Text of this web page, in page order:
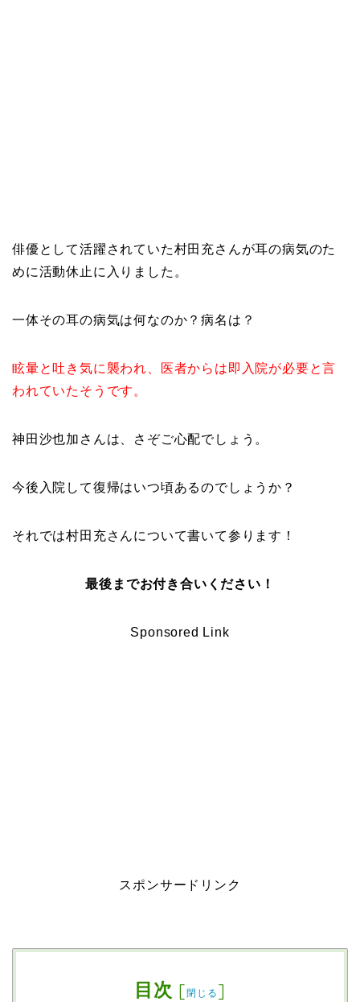
俳優として活躍されていた村田充さんが耳の病気のた
めに活動休止に入りました。
一体その耳の病気は何なのか？病名は？
眩暈と吐き気に襲われ、医者からは即入院が必要と言
われていたそうです。
神田沙也加さんは、さぞご心配でしょう。
今後入院して復帰はいつ頃あるのでしょうか？
それでは村田充さんについて書いて参ります！
最後までお付き合いください！
Sponsored Link
スポンサードリンク
目次 [閉じる ]